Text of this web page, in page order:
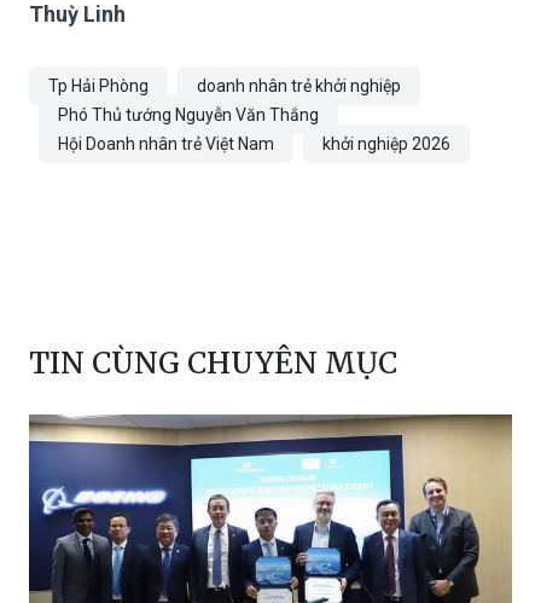
Thuỳ Linh
Tp Hải Phòng
doanh nhân trẻ khởi nghiệp
Phó Thủ tướng Nguyễn Văn Thắng
Hội Doanh nhân trẻ Việt Nam
khởi nghiệp 2026
TIN CÙNG CHUYÊN MỤC